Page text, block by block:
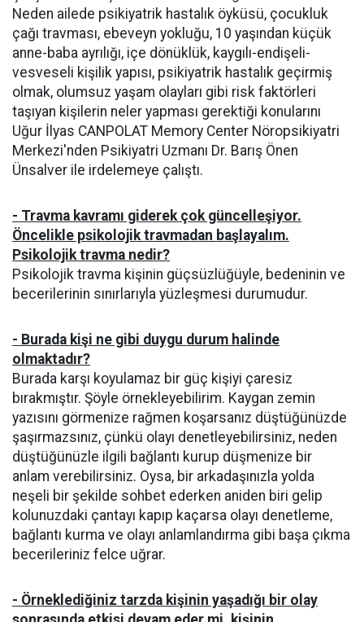
Neden ailede psikiyatrik hastalık öyküsü, çocukluk
çağı travması, ebeveyn yokluğu, 10 yaşından küçük
anne-baba ayrılığı, içe dönüklük, kaygılı-endişeli-
vesveseli kişilik yapısı, psikiyatrik hastalık geçirmiş
olmak, olumsuz yaşam olayları gibi risk faktörleri
taşıyan kişilerin neler yapması gerektiği konularını
Uğur İlyas CANPOLAT Memory Center Nöropsikiyatri
Merkezi'nden Psikiyatri Uzmanı Dr. Barış Önen
Ünsalver ile irdelemeye çalıştı.
- Travma kavramı giderek çok güncelleşiyor.
Öncelikle psikolojik travmadan başlayalım.
Psikolojik travma nedir?
Psikolojik travma kişinin güçsüzlüğüyle, bedeninin ve
becerilerinin sınırlarıyla yüzleşmesi durumudur.
- Burada kişi ne gibi duygu durum halinde
olmaktadır?
Burada karşı koyulamaz bir güç kişiyi çaresiz
bırakmıştır. Şöyle örnekleyebilirim. Kaygan zemin
yazısını görmenize rağmen koşarsanız düştüğünüzde
şaşırmazsınız, çünkü olayı denetleyebilirsiniz, neden
düştüğünüzle ilgili bağlantı kurup düşmenize bir
anlam verebilirsiniz. Oysa, bir arkadaşınızla yolda
neşeli bir şekilde sohbet ederken aniden biri gelip
kolunuzdaki çantayı kapıp kaçarsa olayı denetleme,
bağlantı kurma ve olayı anlamlandırma gibi başa çıkma
becerileriniz felce uğrar.
- Örneklediğiniz tarzda kişinin yaşadığı bir olay